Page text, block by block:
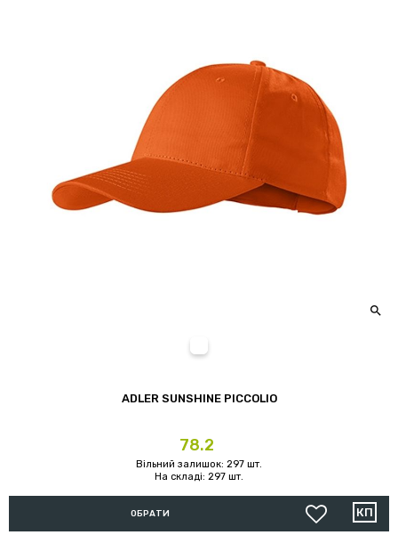

ADLER SUNSHINE PICCOLIO
Ціна
78.2
Вільний залишок: 297 шт.
На складі: 297 шт.
ОБРАТИ